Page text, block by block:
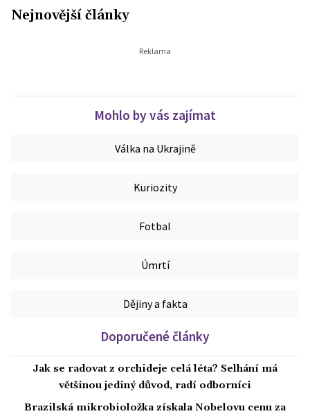
Nejnovější články
Mohlo by vás zajímat
Válka na Ukrajině
Kuriozity
Fotbal
Úmrtí
Dějiny a fakta
Doporučené články
Jak se radovat z orchideje celá léta? Selhání má
většinou jediný důvod, radí odborníci
Brazilská mikrobioložka získala Nobelovu cenu za